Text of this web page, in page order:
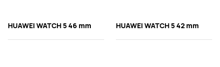
HUAWEI WATCH 5 46 mm HUAWEI WATCH 5 42 mm